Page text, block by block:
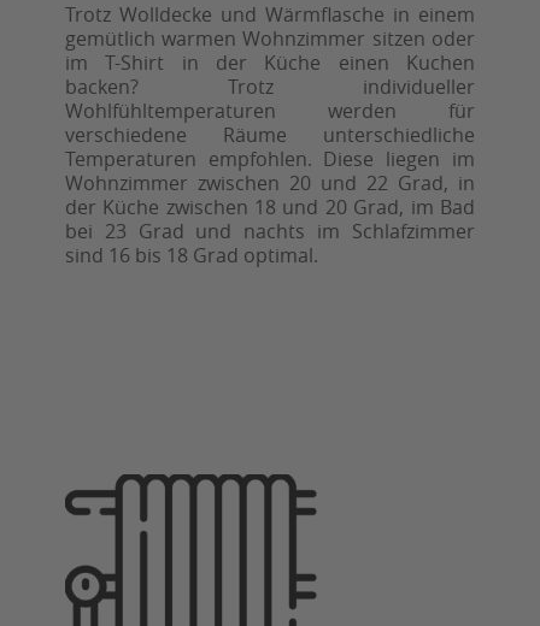
Trotz Wolldecke und Wärmflasche in einem
gemütlich warmen Wohnzimmer sitzen oder
im T-Shirt in der Küche einen Kuchen
backen? Trotz individueller
Wohlfühltemperaturen werden für
verschiedene Räume unterschiedliche
Temperaturen empfohlen. Diese liegen im
Wohnzimmer zwischen 20 und 22 Grad, in
der Küche zwischen 18 und 20 Grad, im Bad
bei 23 Grad und nachts im Schlafzimmer
sind 16 bis 18 Grad optimal.